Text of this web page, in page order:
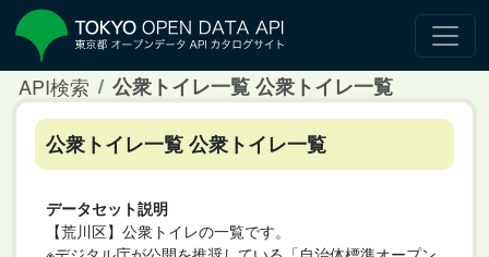
API検索 公衆トイレ一覧 公衆トイレ一覧
公衆トイレ一覧 公衆トイレ一覧
データセット説明
【荒川区】公衆トイレの一覧です。